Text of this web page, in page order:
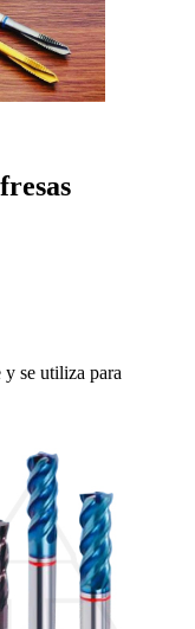
se utiliza para